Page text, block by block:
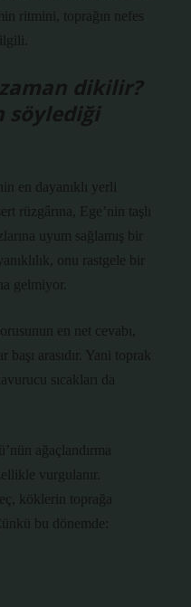
ritmini, toprağın nefes
dikilir?
söylediği
en dayanıklı yerli
rüzgârına, Ege’nin taşlı
uyum sağlamış bir
onu rastgele bir
gelmiyor.
en net cevabı,
arasıdır. Yani toprak
sıcakları da
ağaçlandırma
vurgulanır.
köklerin toprağa
bu dönemde: